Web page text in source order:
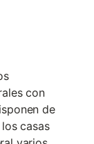
con
de
casas